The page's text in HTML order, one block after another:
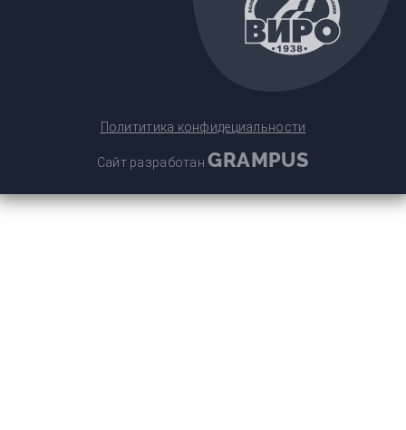
Полититика конфидециальности
Сайт разработанGRAMPUS